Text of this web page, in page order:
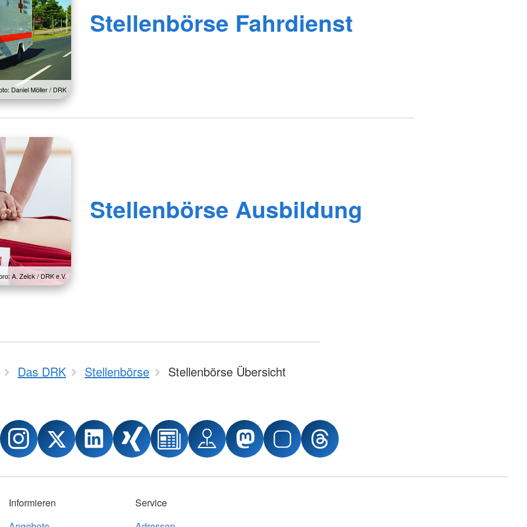
Daniel Möller / DRK
Stellenbörse Fahrdienst
A. Zelck / DRK e.V.
Stellenbörse Ausbildung
Das DRK Stellenbörse Stellenbörse Übersicht
Informieren
Service